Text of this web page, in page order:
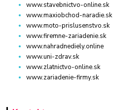
www.stavebnictvo-online.sk
www.maxiobchod-naradie.sk
www.moto-prislusenstvo.sk
www.firemne-zariadenie.sk
www.nahradnediely.online
www.uni-zdrav.sk
www.zlatnictvo-online.sk
www.zariadenie-firmy.sk